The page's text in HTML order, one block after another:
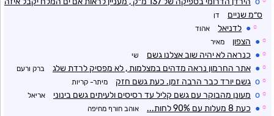
ס״מ שניים
דן
☼
● לדניאל אהוד
☼
● הצפון מאיר
☼
● כנראה לא יהיה שוב אצלנו גשם שי
☼
● אתר החרמון נראה מדהים במצלמות , לא מפסיק לרדת שלג ברק ורעם
☼
o גשם יורד כבר הרבה זמן. כעת גשם חזק מיתר- קריות
☼
o מעונן מהבוקר עם גשם קליל עד רסיסים ולעיתים גשם בינוני אריאל
☼
● כעת 8 מעלות עם 90% לחות... אוהב חורף מחיפה